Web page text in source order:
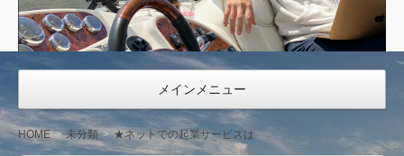
メインメニュー
HOME 未分類 ★ネットでの起業サービスは